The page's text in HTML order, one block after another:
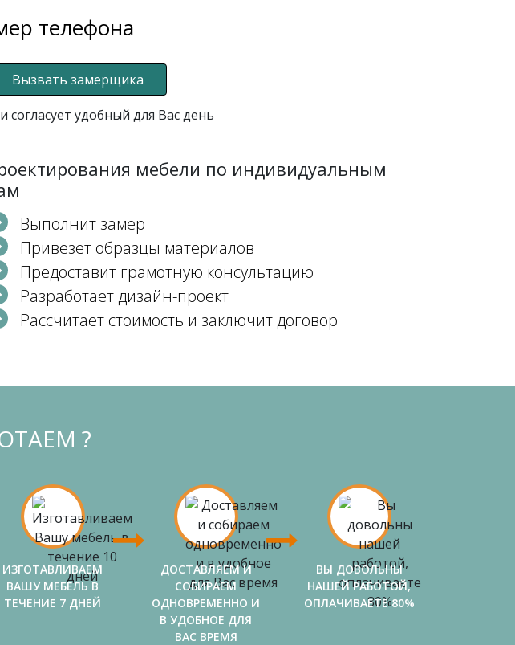
телефона
Вызвать замерщика
удобный для Вас день
мебели по индивидуальным
Выполнит замер
Привезет образцы материалов
Предоставит грамотную консультацию
Разработает дизайн-проект
Рассчитает стоимость и заключит договор
?
ИЗГОТАВЛИВАЕМ
ВАШУ МЕБЕЛЬ В
ТЕЧЕНИЕ 7 ДНЕЙ
ДОСТАВЛЯЕМ И
СОБИРАЕМ
ОДНОВРЕМЕННО И
В УДОБНОЕ ДЛЯ
ВАС ВРЕМЯ
ВЫ ДОВОЛЬНЫ
НАШЕЙ РАБОТОЙ,
ОПЛАЧИВАЕТЕ 80%